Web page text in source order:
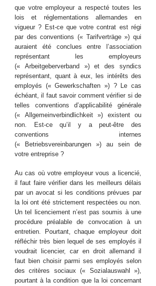
que votre employeur a respecté toutes les
lois et réglementations allemandes en
vigueur ? Est-ce que votre contrat est régi
par des conventions (« Tarifverträge ») qui
auraient été conclues entre l’association
représentant les employeurs
(« Arbeitgeberverband ») et des syndics
représentant, quant à eux, les intérêts des
employés (« Gewerkschaften ») ? Le cas
échéant, il faut savoir comment vérifier si de
telles conventions d’applicabilité générale
(« Allgemeinverbindlichkeit ») existent ou
non. Est-ce qu’il y a peut-être des
conventions internes
(« Betriebsvereinbarungen ») au sein de
votre entreprise ?
Au cas où votre employeur vous a licencié,
il faut faire vérifier dans les meilleurs délais
par un avocat si les conditions prévues par
la loi ont été strictement respectées ou non.
Un tel licenciement n’est pas soumis à une
procédure préalable de convocation à un
entretien. Pourtant, chaque employeur doit
réfléchir très bien lequel de ses employés il
voudrait licencier, car en droit allemand il
faut bien choisir parmi ses employés selon
des critères sociaux (« Sozialauswahl »),
pourtant à la condition que la loi concernant